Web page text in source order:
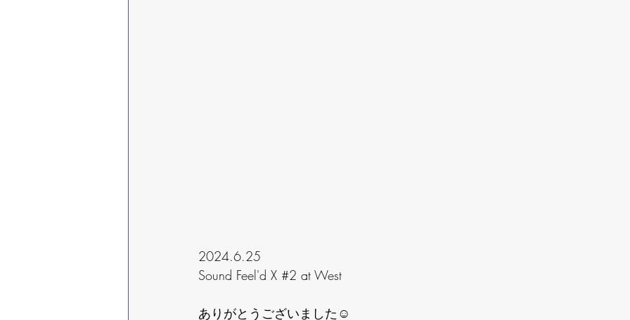
2024.6.25
Sound Feel'd X #2 at West
ありがとうございました☺️